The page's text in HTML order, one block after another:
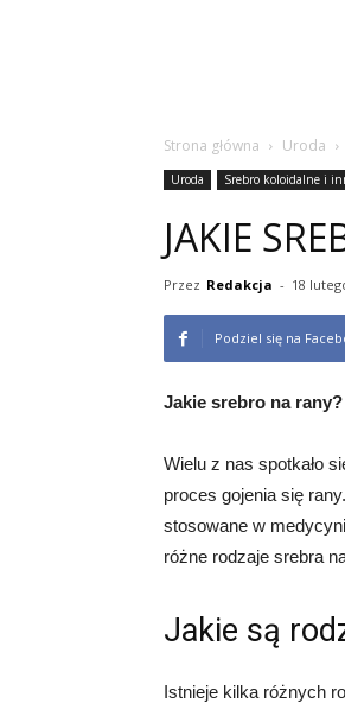
Strona główna Uroda
Uroda Srebro koloidalne i
JAKIE
Przez Redakcja - 18
Podziel się na
Jakie srebro na rany?
Wielu z nas spotkało
proces gojenia się
stosowane w
różne rodzaje srebra
Jakie są
Istnieje kilka różnych